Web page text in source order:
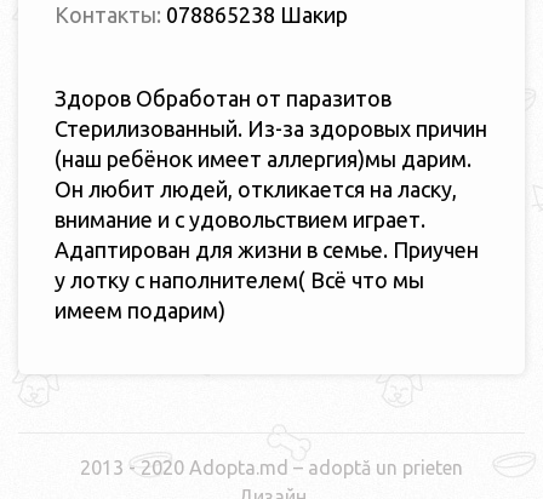
Контакты: 078865238 Шакир
Здоров Обработан от паразитов
Стерилизованный. Из-за здоровых причин
(наш ребёнок имеет аллергия)мы дарим.
Он любит людей, откликается на ласку,
внимание и с удовольствием играет.
Адаптирован для жизни в семье. Приучен
у лотку с наполнителем( Всё что мы
имеем подарим)
2013 - 2020 Adopta.md – adoptă un prieten